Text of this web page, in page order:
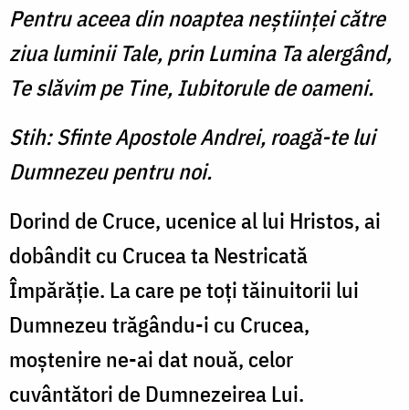
Pentru aceea din noaptea neştiinţei către
ziua luminii Tale, prin Lumina Ta alergând,
Te slăvim pe Tine, Iubitorule de oameni.
Stih: Sfinte Apostole Andrei, roagă-te lui
Dumnezeu pentru noi.
Dorind de Cruce, ucenice al lui Hristos, ai
dobândit cu Crucea ta Nestricată
Împărăţie. La care pe toţi tăinuitorii lui
Dumnezeu trăgându-i cu Crucea,
moştenire ne-ai dat nouă, celor
cuvântători de Dumnezeirea Lui.